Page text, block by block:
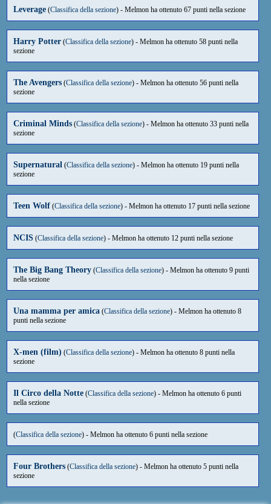
Ho deciso di cancellare la storia "Il ballo, il lupo e la testarda
strega." per riproporla in seguito.
Luna d'argento con stelle dorate, gnomi, folletti e fatine
incantate.
togliere il fiato!
Leverage (Classifica della sezione) - Melmon ha ottenuto 67 punti nella sezione
Harry Potter (Classifica della sezione) - Melmon ha ottenuto 58 punti nella
sezione
The Avengers (Classifica della sezione) - Melmon ha ottenuto 56 punti nella
sezione
Criminal Minds (Classifica della sezione) - Melmon ha ottenuto 33 punti nella
sezione
Supernatural (Classifica della sezione) - Melmon ha ottenuto 19 punti nella
sezione
Teen Wolf (Classifica della sezione) - Melmon ha ottenuto 17 punti nella sezione
NCIS (Classifica della sezione) - Melmon ha ottenuto 12 punti nella sezione
The Big Bang Theory (Classifica della sezione) - Melmon ha ottenuto 9 punti
nella sezione
Una mamma per amica (Classifica della sezione) - Melmon ha ottenuto 8
punti nella sezione
X-men (film) (Classifica della sezione) - Melmon ha ottenuto 8 punti nella
sezione
Il Circo della Notte (Classifica della sezione) - Melmon ha ottenuto 6 punti
nella sezione
(Classifica della sezione) - Melmon ha ottenuto 6 punti nella sezione
Four Brothers (Classifica della sezione) - Melmon ha ottenuto 5 punti nella
sezione